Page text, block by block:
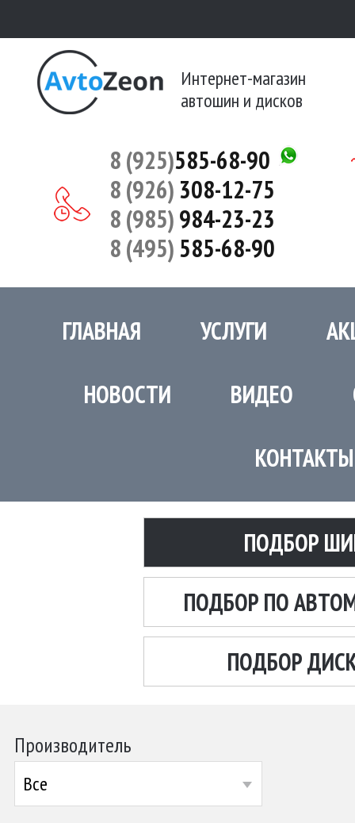
Интернет-магазин
автошин и дисков
8 (925)585-68-90
8 (926) 308-12-75
8 (985)984-23-23
8 (495)585-68-90
ГЛАВНАЯ УСЛУГИ
НОВОСТИ ВИДЕО
КОНТАКТЫ
ПОДБОР
ПОДБОР ПО
ПОДБОР
Производитель
Все